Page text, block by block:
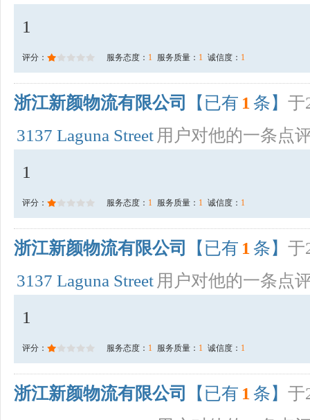
1
评分： 服务态度： 1 服务质量： 1 诚信度： 1
浙江新颜物流有限公司 【已有 1 条】 于
3137 Laguna Street 用户对他的一条点
1
评分： 服务态度： 1 服务质量： 1 诚信度： 1
浙江新颜物流有限公司 【已有 1 条】 于
3137 Laguna Street 用户对他的一条点
1
评分： 服务态度： 1 服务质量： 1 诚信度： 1
浙江新颜物流有限公司 【已有 1 条】 于